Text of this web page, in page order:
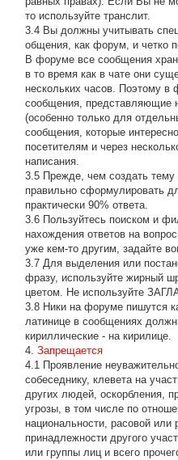
то используйте транслит.
3.4 Вы должны учитывать
общения, как форум, и четко
В форуме все сообщения
в то время как в чате они
нескольких часов. Поэтому в
сообщения, представляющие
(особенно только для
сообщения, которые
посетителям и через
написания.
3.5 Прежде, чем создать тему
правильно сформулировать
практически 90% ответа.
3.6 Пользуйтесь поиском и
нахождения ответов на
уже кем-то другим, задайте
3.7 Для выделения или
фразу, используйте жирный
цветом. Не используйте
3.8 Ники на форуме пишутся
латинице в сообщениях
кириллические - на кирилице.
4.Запрещается
4.1 Проявление
собеседнику, клевета на
других людей, оскорбления,
угрозы, в том числе по
национальности, расовой или
принадлежности другого
или группы лиц и всего